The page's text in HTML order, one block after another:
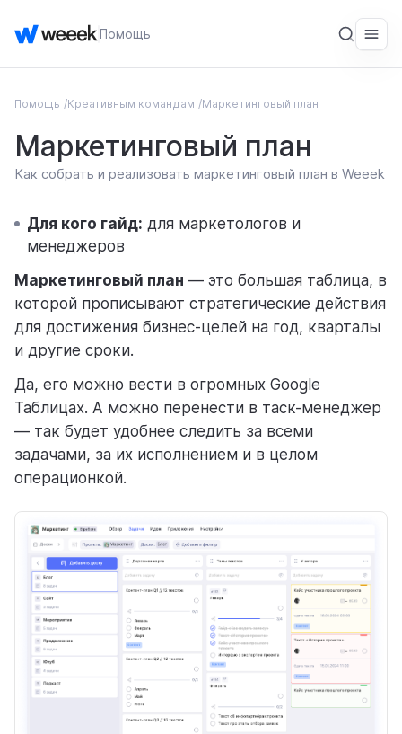
Помощь
ОБЩЕЕ
Введение
Начало работы
СЕРВИС
Рабочие пространства
Задачи
База знаний
Пользователи
Аналитика
ГОТОВЫЕ РЕШЕНИЯ С WEEEK
Для команд
Менеджерам
Продактам
Разработчикам
Креативным командам
Для производственных команд
Помощь Креативным командам Маркетинговый план
Маркетинговый план
Как собрать и реализовать маркетинговый план в Weeek
Для кого гайд: для маркетологов и
менеджеров
Маркетинговый план — это большая таблица, в
которой прописывают стратегические действия
для достижения бизнес-целей на год, кварталы
и другие сроки.
Да, его можно вести в огромных Google
Таблицах. А можно перенести в таск-менеджер
— так будет удобнее следить за всеми
задачами, за их исполнением и в целом
операционкой.